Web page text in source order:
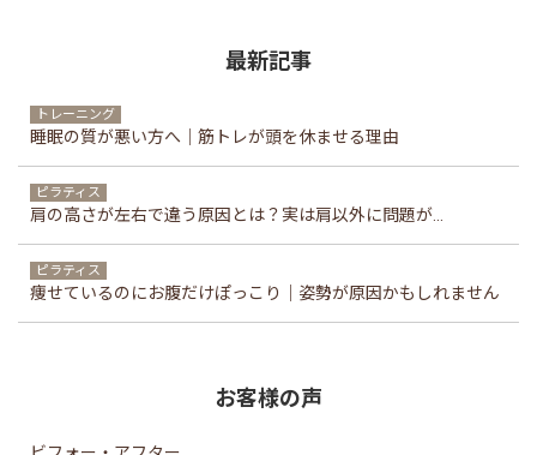
最新記事
トレーニング
睡眠の質が悪い方へ｜筋トレが頭を休ませる理由
ピラティス
肩の高さが左右で違う原因とは？実は肩以外に問題が...
ピラティス
痩せているのにお腹だけぽっこり｜姿勢が原因かもしれません
お客様の声